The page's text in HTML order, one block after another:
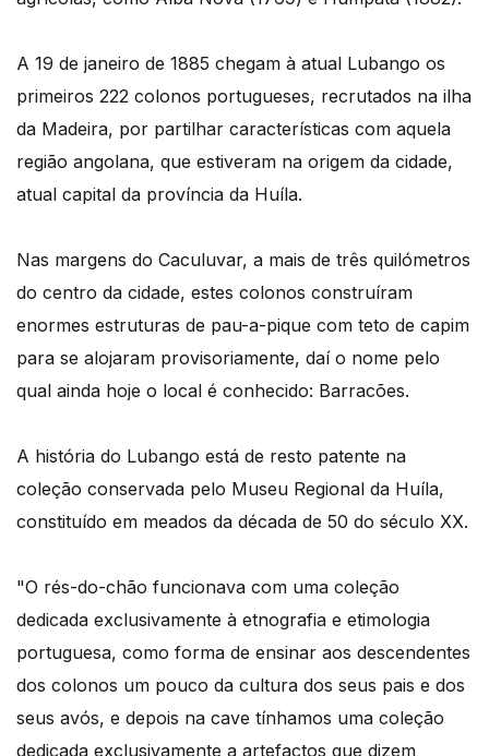
A 19 de janeiro de 1885 chegam à atual Lubango os
primeiros 222 colonos portugueses, recrutados na ilha
da Madeira, por partilhar características com aquela
região angolana, que estiveram na origem da cidade,
atual capital da província da Huíla.
Nas margens do Caculuvar, a mais de três quilómetros
do centro da cidade, estes colonos construíram
enormes estruturas de pau-a-pique com teto de capim
para se alojaram provisoriamente, daí o nome pelo
qual ainda hoje o local é conhecido: Barracões.
A história do Lubango está de resto patente na
coleção conservada pelo Museu Regional da Huíla,
constituído em meados da década de 50 do século XX.
"O rés-do-chão funcionava com uma coleção
dedicada exclusivamente à etnografia e etimologia
portuguesa, como forma de ensinar aos descendentes
dos colonos um pouco da cultura dos seus pais e dos
seus avós, e depois na cave tínhamos uma coleção
dedicada exclusivamente a artefactos que dizem